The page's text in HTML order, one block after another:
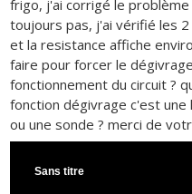
frigo, j'ai corrigé le
toujours pas, j'ai vérifié les
et la resistance affiche
faire pour forcer le
fonctionnement du circuit ?
fonction dégivrage c'est
ou une sonde ? merci de
Sans titre